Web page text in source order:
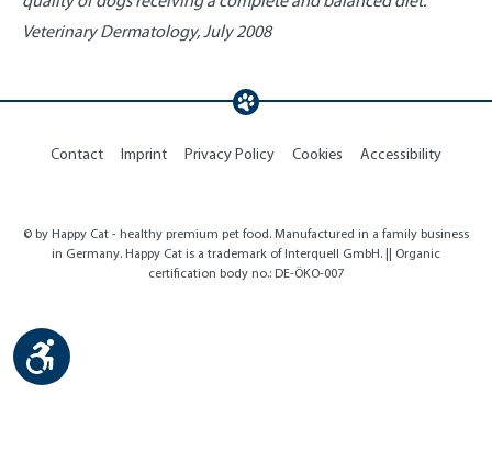
Veterinary Dermatology, July 2008
Contact Imprint Privacy Policy Cookies Accessibility
© by Happy Cat - healthy premium pet food. Manufactured in a family business
in Germany. Happy Cat is a trademark of Interquell GmbH. || Organic
certification body no.: DE-ÖKO-007
Show toolbar